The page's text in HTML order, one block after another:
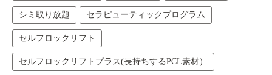
シミ取り放題 セラピューティックプログラム
セルフロックリフト
セルフロックリフトプラス(長持ちするPCL素材）